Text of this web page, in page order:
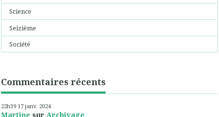
Science
Seizième
Société
Commentaires récents
22h39 17 janv. 2024
Martine sur Archivage